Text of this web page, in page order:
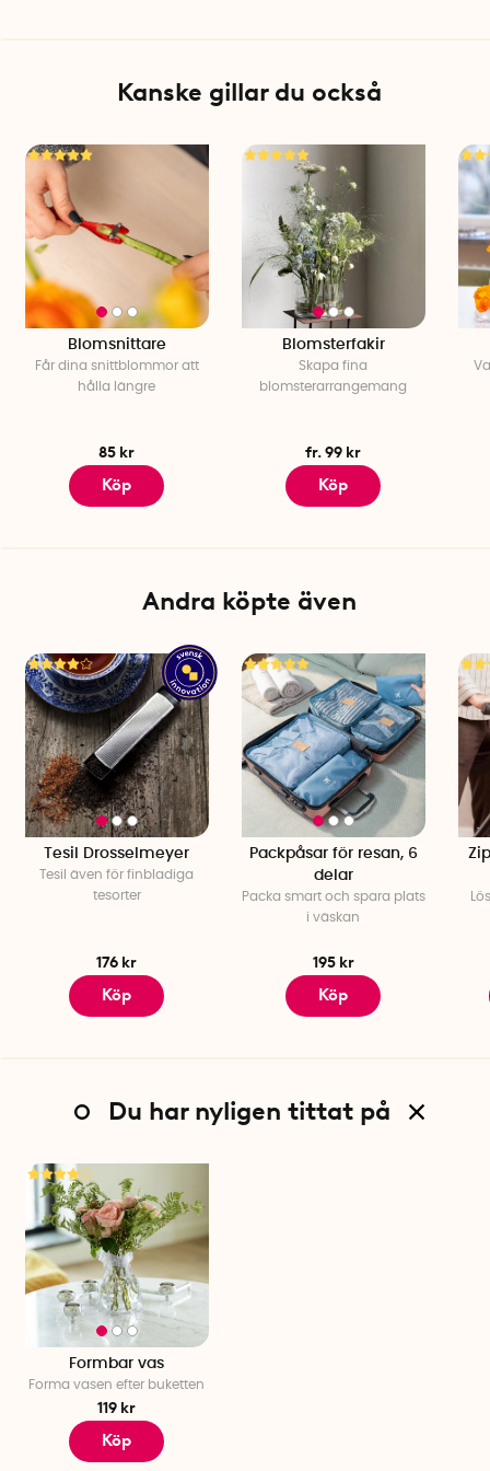
Kanske gillar du också
Blomsnittare
Får dina snittblommor att
hålla längre
85 kr
Köp
Blomsterfakir
Skapa fina
blomsterarrangemang
fr. 99 kr
Köp
Andra köpte även
Tesil Drosselmeyer
Tesil även för finbladiga
tesorter
176 kr
Köp
Packpåsar för resan, 6
delar
Packa smart och spara plats
i väskan
195 kr
Köp
Du har nyligen tittat på
Formbar vas
Forma vasen efter buketten
119 kr
Köp